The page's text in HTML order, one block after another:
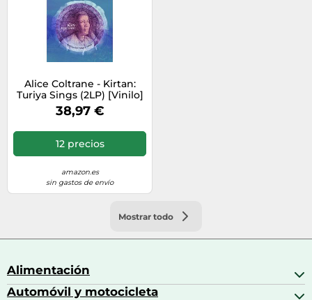
Alice Coltrane - Kirtan:
Turiya Sings (2LP) [Vinilo]
38,97 €
12 precios
amazon.es
sin gastos de envío
Mostrar todo
Alimentación
Bebidas
Automóvil y motocicleta